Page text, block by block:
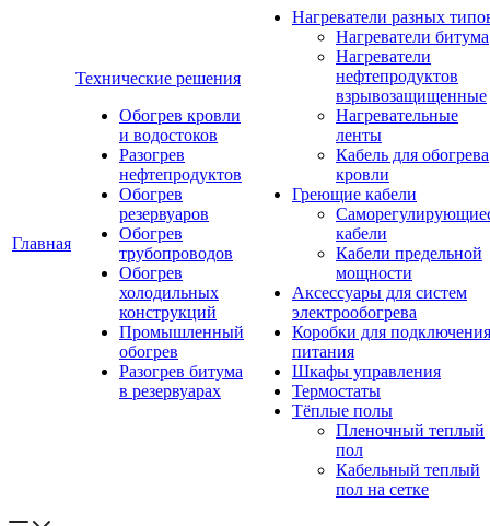
Главная
Технические решения
Обогрев кровли
и водостоков
Разогрев
нефтепродуктов
Обогрев
резервуаров
Обогрев
трубопроводов
Обогрев
холодильных
конструкций
Промышленный
обогрев
Разогрев битума
в резервуарах
Нагреватели разных
Нагреватели битума
Нагреватели
нефтепродуктов
взрывозащищенные
Нагревательные
ленты
Кабель для обогрева
кровли
Греющие кабели
кабели
Кабели предельной
мощности
Аксессуары для систем
электрообогрева
Коробки для подключения
питания
Шкафы управления
Термостаты
Тёплые полы
Пленочный теплый
пол
Кабельный теплый
пол на сетке